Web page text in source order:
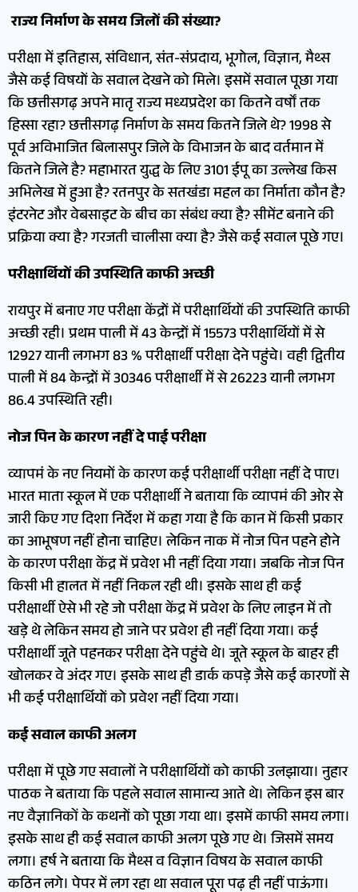
राज्य निर्माण के समय जिलों की संख्या?
परीक्षा में इतिहास, संविधान, संत-संप्रदाय, भूगोल, विज्ञान, मैथ्स
जैसे कई विषयों के सवाल देखने को मिले। इसमें सवाल पूछा गया
कि छत्तीसगढ़ अपने मातृ राज्य मध्यप्रदेश का कितने वर्षाें तक
हिस्सा रहा? छत्तीसगढ़ निर्माण के समय कितने जिले थे? 1998 से
पूर्व अविभाजित बिलासपुर जिले के विभाजन के बाद वर्तमान में
कितने जिले है? महाभारत युद्ध के लिए 3101 ईपू का उल्लेख किस
अभिलेख में हुआ है? रतनपुर के सतखंडा महल का निर्माता कौन है?
इंटरनेट और वेबसाइट के बीच का संबंध क्या है? सीमेंट बनाने की
प्रक्रिया क्या है? गरजती चालीसा क्या है? जैसे कई सवाल पूछे गए।
परीक्षार्थियों की उपस्थिति काफी अच्छी
रायपुर में बनाए गए परीक्षा केंद्रों में परीक्षार्थियों की उपस्थिति काफी
अच्छी रही। प्रथम पाली में 43 केन्द्रों में 15573 परीक्षार्थियों में से
12927 यानी लगभग 83 % परीक्षार्थी परीक्षा देने पहुंचे। वही द्वितीय
पाली में 84 केन्द्रों में 30346 परीक्षार्थी में से 26223 यानी लगभग
86.4 उपस्थिति रही।
नोज पिन के कारण नहीं दे पाई परीक्षा
व्यापमं के नए नियमों के कारण कई परीक्षार्थी परीक्षा नहीं दे पाए।
भारत माता स्कूल में एक परीक्षार्थी ने बताया कि व्यापमं की ओर से
जारी किए गए दिशा निर्देश में कहा गया है कि कान में किसी प्रकार
का आभूषण नहीं होना चाहिए। लेकिन नाक में नोज पिन पहने होने
के कारण परीक्षा केंद्र में प्रवेश भी नहीं दिया गया। जबकि नोज पिन
किसी भी हालत में नहीं निकल रही थी। इसके साथ ही कई
परीक्षार्थी ऐसे भी रहे जो परीक्षा केंद्र में प्रवेश के लिए लाइन में तो
खड़े थे लेकिन समय हो जाने पर प्रवेश ही नहीं दिया गया। कई
परीक्षार्थी जूते पहनकर परीक्षा देने पहुंचे थे। जूते स्कूल के बाहर ही
खोलकर वे अंदर गए। इसके साथ ही डार्क कपड़े जैसे कई कारणों से
भी कई परीक्षार्थियों को प्रवेश नहीं दिया गया।
कई सवाल काफी अलग
परीक्षा में पूछे गए सवालों ने परीक्षार्थियों को काफी उलझाया। नुहार
पाठक ने बताया कि पहले सवाल सामान्य आते थे। लेकिन इस बार
नए वैज्ञानिकाें के कथनों को पूछा गया था। इसमें काफी समय लगा।
इसके साथ ही कई सवाल काफी अलग पूछे गए थे। जिसमें समय
लगा। हर्ष ने बताया कि मैथ्स व विज्ञान विषय के सवाल काफी
कठिन लगे। पेपर में लग रहा था सवाल पूरा पढ़ ही नहीं पाऊंगा।